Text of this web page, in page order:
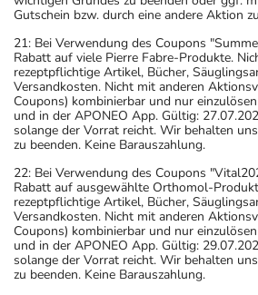
Gutschein bzw. durch eine andere Aktion
21: Bei Verwendung des Coupons
Rabatt auf viele Pierre Fabre-Produkte.
rezeptpflichtige Artikel, Bücher,
Versandkosten. Nicht mit anderen
Coupons) kombinierbar und nur
und in der APONEO App. Gültig:
solange der Vorrat reicht. Wir behalten
zu beenden. Keine Barauszahlung.
22: Bei Verwendung des Coupons
Rabatt auf ausgewählte Orthomol-
rezeptpflichtige Artikel, Bücher,
Versandkosten. Nicht mit anderen
Coupons) kombinierbar und nur
und in der APONEO App. Gültig:
solange der Vorrat reicht. Wir behalten
zu beenden. Keine Barauszahlung.